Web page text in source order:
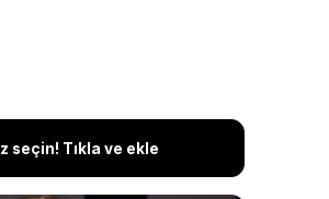
seçin! Tıkla ve ekle